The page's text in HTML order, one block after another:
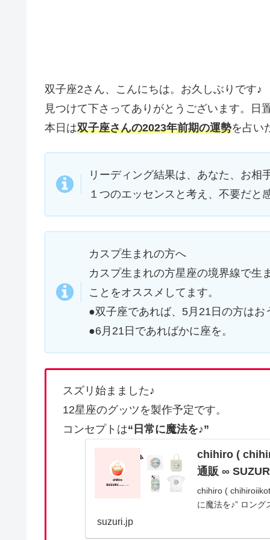
双子座2さん、こんにちは。お久しぶりです♪
見つけて下さってありがとうございます。日
本日は双子座さんの2023年前期の運勢を占い
リーディング結果は、あなた、お相
１つのエッセンスと考え、不要だと
カスプ生まれの方へ
カスプ生まれの方星座の境界線で生
ことをオススメしてます。
●双子座であれば、5月21日の方はお
●6月21日であればかに座を。
スズリ始まました♪
12星座のグッツを製作予定です。
コンセプトは“日常に魔法を♪”
chihiro (
通販 ∞
chihiro (
に魔法を♪” ロン
suzuri.jp